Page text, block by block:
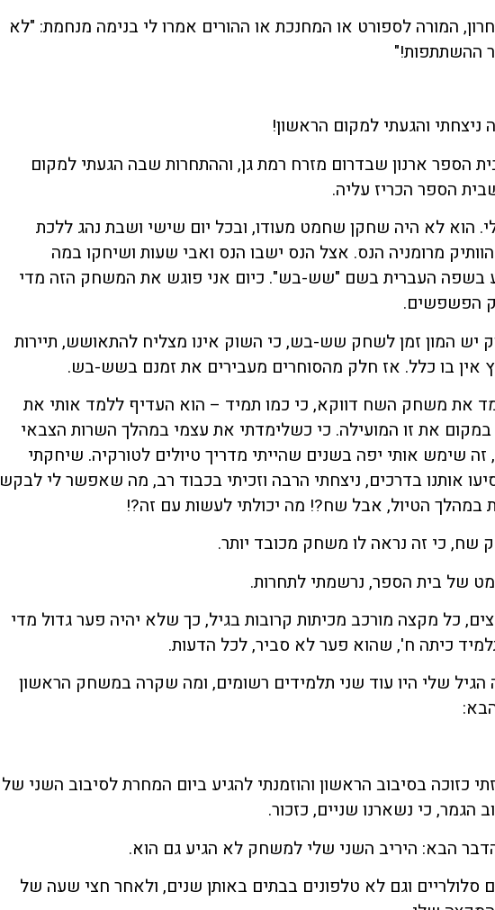
המורה לספורט או המחנכת או ההורים אמרו לי בנימה מנחמת: "לא
ההשתתפות!"
והגעתי למקום הראשון!
הספר ארנון שבדרום מזרח רמת גן, וההתחרות שבה הגעתי למקום
הספר הכריז עליה.
לא היה שחקן שחמט מעודו, ובכל יום שישי ושבת נהג ללכת
מרומניה הנס. אצל הנס ישבו הנס ואבי שעות ושיחקו במה
בשפה העברית בשם "שש-בש". כיום אני פוגש את המשחק הזה מדי
הפשפשים.
בשוק יש המון זמן לשחק שש-בש, כי השוק אינו מצליח להתאושש, תיירות
אין בו כלל. אז חלק מהסוחרים מעבירים את זמנם בשש-בש.
את משחק השח דווקא, כי כמו תמיד – הוא העדיף ללמד אותי את
את זו המועילה. כי כשלימדתי את עצמי במהלך השרות הצבאי
אותי יפה בשנים שהייתי מדריך טיולים לטורקיה. שיחקתי
אותנו בדרכים, ניצחתי הרבה וזכיתי בכבוד רב, מה שאפשר לי לבקש
במהלך הטיול, אבל שח?! מה יכולתי לעשות עם זה?!
כי זה נראה לו משחק מכובד יותר.
של בית הספר, נרשמתי לתחרות.
כל מקצה מורכב מכיתות קרובות בגיל, כך שלא יהיה פער גדול מדי
כיתה ח', שהוא פער לא סביר, לכל הדעות.
הגיל שלי היו עוד שני תלמידים רשומים, ומה שקרה במשחק הראשון
כזוכה בסיבוב הראשון והוזמנתי להגיע ביום המחרת לסיבוב השני של
הגמר, כי נשארנו שניים, כזכור.
הבא: היריב השני שלי למשחק לא הגיע גם הוא.
סלולריים וגם לא טלפונים בבתים באותן שנים, ולאחר חצי שעה של